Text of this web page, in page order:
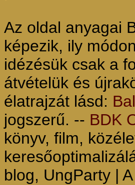
Az oldal anyagai
képezik, ily módon
idézésük csak a
átvételük és
élatrajzát lásd:
jogszerű. -- BDK
könyv, film,
blog, UngParty |